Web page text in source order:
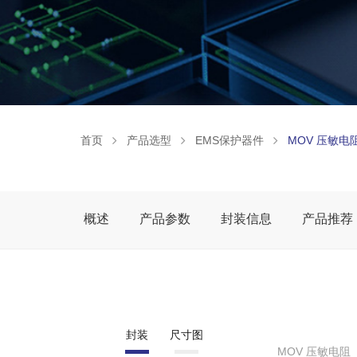
首页 产品选型 EMS保护器件 MOV 压敏电
概述 产品参数 封装信息 产品推荐
封装
尺寸图
MOV 压敏电阻